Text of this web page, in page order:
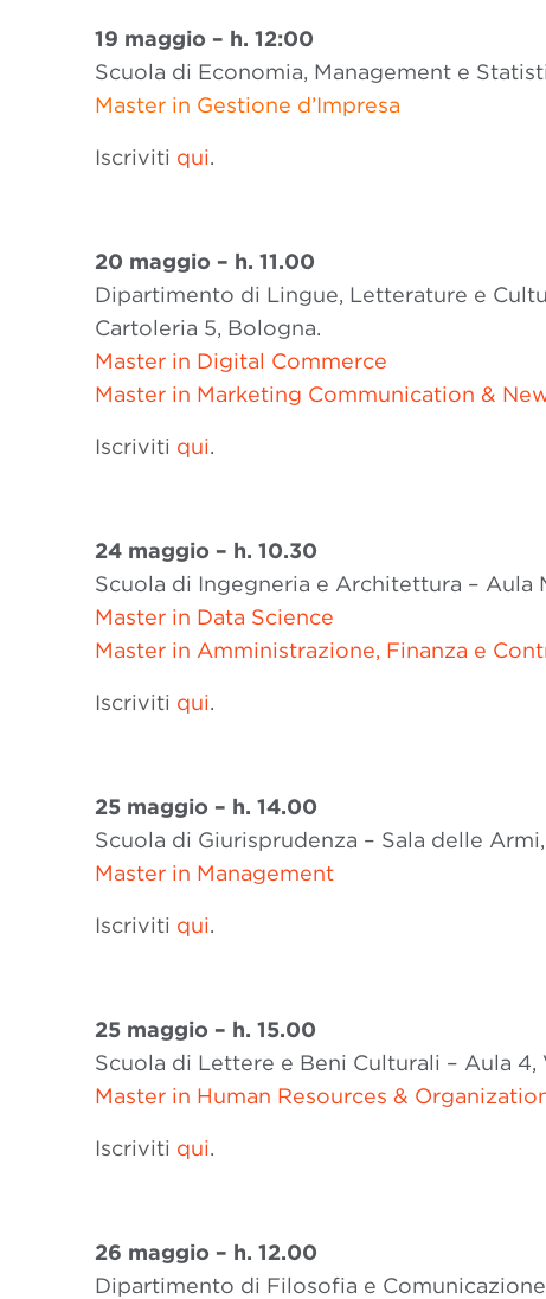
19 maggio – h. 12:00
Scuola di Economia, Management e
Master in Gestione d’Impresa
Iscriviti qui.
20 maggio – h. 11.00
Dipartimento di Lingue, Letterature e
Cartoleria 5, Bologna.
Master in Digital Commerce
Master in Marketing Communication &
Iscriviti qui.
24 maggio – h. 10.30
Scuola di Ingegneria e Architettura – Aula
Master in Data Science
Master in Amministrazione, Finanza e
Iscriviti qui.
25 maggio – h. 14.00
Scuola di Giurisprudenza – Sala delle
Master in Management
Iscriviti qui.
25 maggio – h. 15.00
Scuola di Lettere e Beni Culturali – Aula
Master in Human Resources &
Iscriviti qui.
26 maggio – h. 12.00
Dipartimento di Filosofia e